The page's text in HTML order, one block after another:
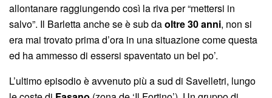
allontanare raggiungendo così la riva per “mettersi in
salvo”. Il Barletta anche se è sub daoltre 30 anni, non si
era mai trovato prima d’ora in una situazione come questa
ed ha ammesso di essersi spaventato un bel po’.
L’ultimo episodio è avvenuto più a sud di Savelletri, lungo